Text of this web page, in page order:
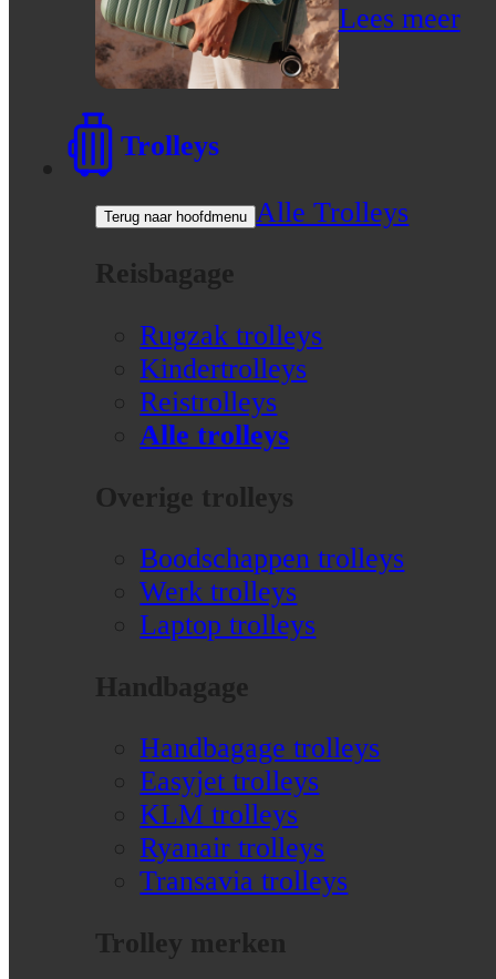
Lees meer
Trolleys
Terug naar hoofdmenu Alle Trolleys
Reisbagage
Rugzak trolleys
Kindertrolleys
Reistrolleys
Alle trolleys
Overige trolleys
Boodschappen trolleys
Werk trolleys
Laptop trolleys
Handbagage
Handbagage trolleys
Easyjet trolleys
KLM trolleys
Ryanair trolleys
Transavia trolleys
Trolley merken